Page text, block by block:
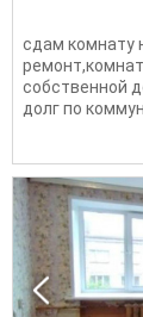
сдам комнату
собственной
долг по